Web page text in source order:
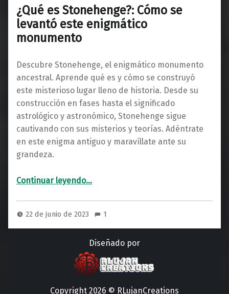
¿Qué es Stonehenge?: Cómo se
levantó este enigmático
monumento
Descubre Stonehenge, el enigmático monumento
ancestral. Aprende qué es y cómo se construyó
este misterioso lugar lleno de historia. Desde su
construcción en fases hasta el significado
astrológico y astronómico, Stonehenge sigue
cautivando con sus misterios y teorías. Adéntrate
en este enigma antiguo y maravíllate ante su
grandeza.
Continuar leyendo“¿Qué es Stonehenge?: Cómo se levantó este enigmático monumento”
…
22 de junio de 2023 1
Diseñado por
Copyright 2026 © RLujanCreations